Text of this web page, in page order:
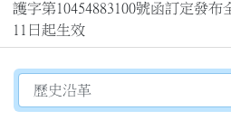
護字第10454883100號函訂定發布
11日起生效
切換選擇法規資訊內容